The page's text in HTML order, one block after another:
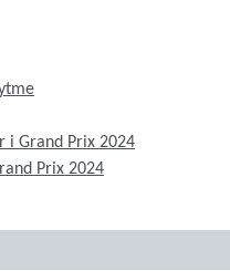
i Grand Prix 2024
Prix 2024